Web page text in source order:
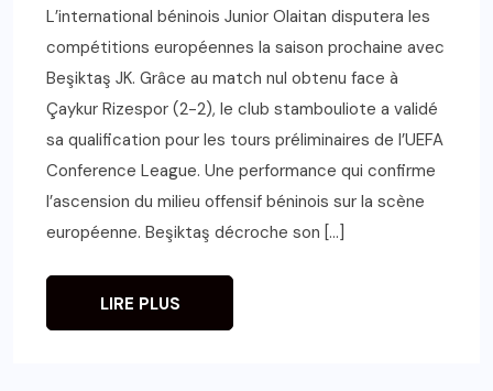
L’international béninois Junior Olaitan disputera les
compétitions européennes la saison prochaine avec
Beşiktaş JK. Grâce au match nul obtenu face à
Çaykur Rizespor (2-2), le club stambouliote a validé
sa qualification pour les tours préliminaires de l’UEFA
Conference League. Une performance qui confirme
l’ascension du milieu offensif béninois sur la scène
européenne. Beşiktaş décroche son […]
LIRE PLUS